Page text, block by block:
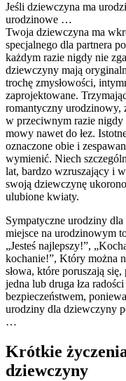
Jeśli dziewczyna ma
urodzinowe …
Twoja dziewczyna ma
specjalnego dla partnera
każdym razie nigdy nie
dziewczyny mają
trochę zmysłowości,
zaprojektowane.
romantyczny urodzinowy,
w przeciwnym razie nigdy
mowy nawet do łez.
oznaczone obie i
wymienić. Niech
lat, bardzo wzruszający i
swoją dziewczynę
ulubione kwiaty.
Sympatyczne urodziny
miejsce na urodzinowym
„Jesteś najlepszy!”,
kochanie!”, Który można
słowa, które poruszają
jedna lub druga łza
bezpieczeństwem,
urodziny dla dziewczyny
…
Krótkie
dziewczyny